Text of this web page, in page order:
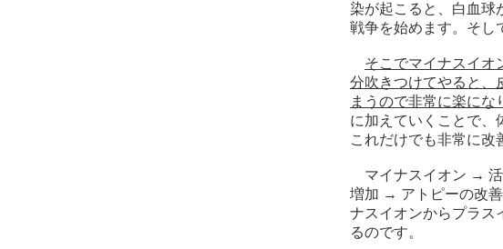
染が起こると、白血球
戦争を始めます。そし
そこでマイナスイオ
分吹きつけてやると、
まうので非常に楽にな
に加えていくことで、
これだけでも非常に改
マイナスイオン → 活
増加 → アトピーの改
ナスイオンからプラ
るのです。